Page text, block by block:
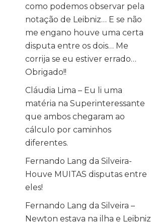
como podemos observar pela
notação de Leibniz… E se não
me engano houve uma certa
disputa entre os dois… Me
corrija se eu estiver errado…
Obrigado!!
Cláudia Lima – Eu li uma
matéria na Superinteressante
que ambos chegaram ao
cálculo por caminhos
diferentes.
Fernando Lang da Silveira-
Houve MUITAS disputas entre
eles!
Fernando Lang da Silveira –
Newton estava na ilha e Leibniz